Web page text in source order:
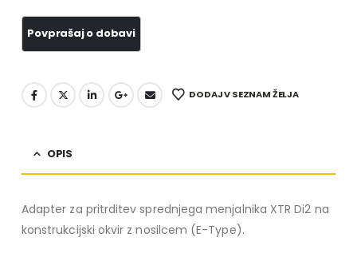
DODAJ V SEZNAM ŽELJA
OPIS
Adapter za pritrditev sprednjega menjalnika XTR Di2 na
konstrukcijski okvir z nosilcem (E-Type).